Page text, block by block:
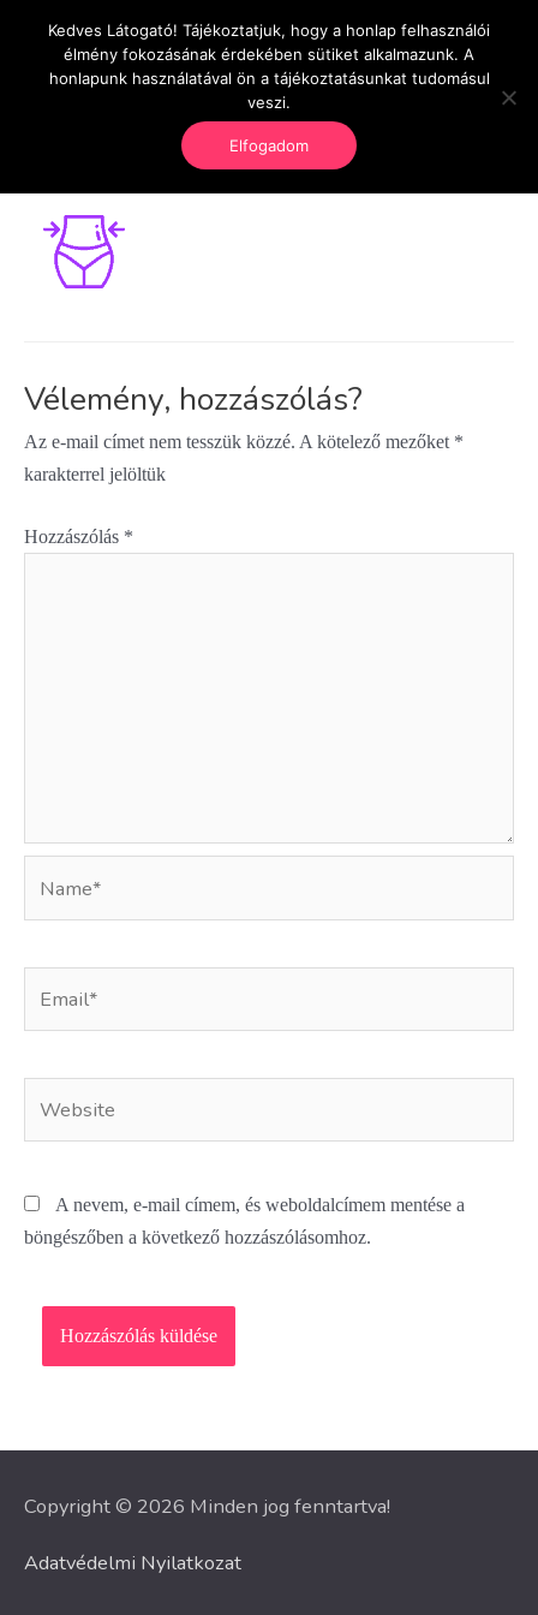
content
OnlineSeedsMan
Üzlet és szabadság
Main
icon12-free-img
/ ByTorma Károly/
Vélemény, hozzászólás?
Az e-mail címet nem tesszük közzé. A kötelező mezőket *
karakterrel jelöltük
Hozzászólás *
A nevem, e-mail címem, és weboldalcímem mentése a
böngészőben a következő hozzászólásomhoz.
Copyright © 2026 Minden jog fenntartva!
Adatvédelmi Nyilatkozat
Kedves Látogató! Tájékoztatjuk, hogy a honlap felhasználói
élmény fokozásának érdekében sütiket alkalmazunk. A
honlapunk használatával ön a tájékoztatásunkat tudomásul
veszi.
Elfogadom